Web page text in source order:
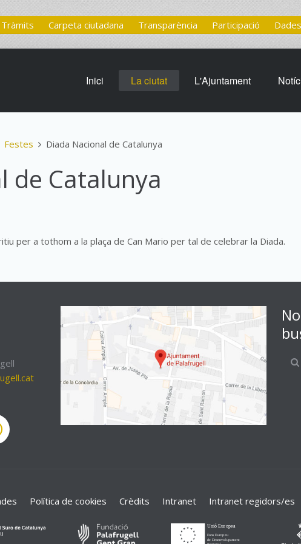
Tràmits Carpeta ciutadana Transparència Participació
Inici La ciutat L'Ajuntament
Festes Diada Nacional de Catalunya
de Catalunya
per a tothom a la plaça de Can Mario per tal de celebrar la Diada.
Política de cookies Crèdits Intranet Intranet regidors/es